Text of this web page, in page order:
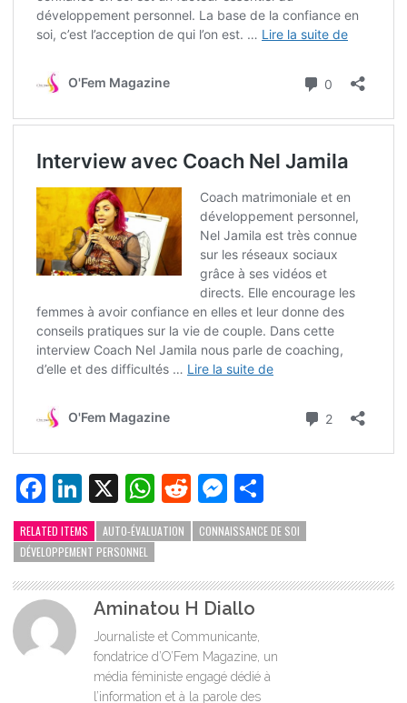
Facebook
LinkedIn
X WhatsApp
RedditMessenger
RELATED ITEMS AUTO-ÉVALUATION
CONNAISSANCE DE SOI
DÉVELOPPEMENT PERSONNEL
Aminatou H Diallo
Journaliste et Communicante,
fondatrice d’O’Fem Magazine, un
média féministe engagé dédié à
l’information et à la parole des